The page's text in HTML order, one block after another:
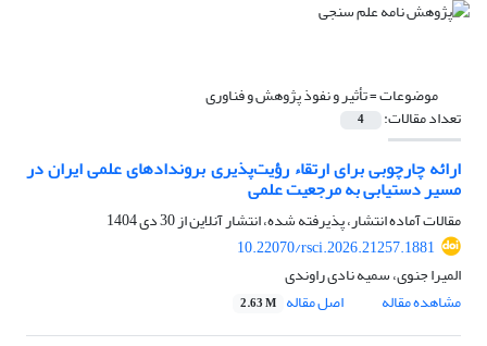
موضوعات =تأثیر و نفوذ پژوهش و فناوری
تعداد مقالات: 4
ارائه چارچوبی برای ارتقاء رؤیت‌پذیری بروندادهای علمی ایران در
مسیر دستیابی به مرجعیت علمی
مقالات آماده انتشار، پذیرفته شده، انتشار آنلاین از30 دی 1404
10.22070/rsci.2026.21257.1881
المیرا جنوی، سمیه نادی راوندی
مشاهده مقاله
اصل مقاله 2.63 M